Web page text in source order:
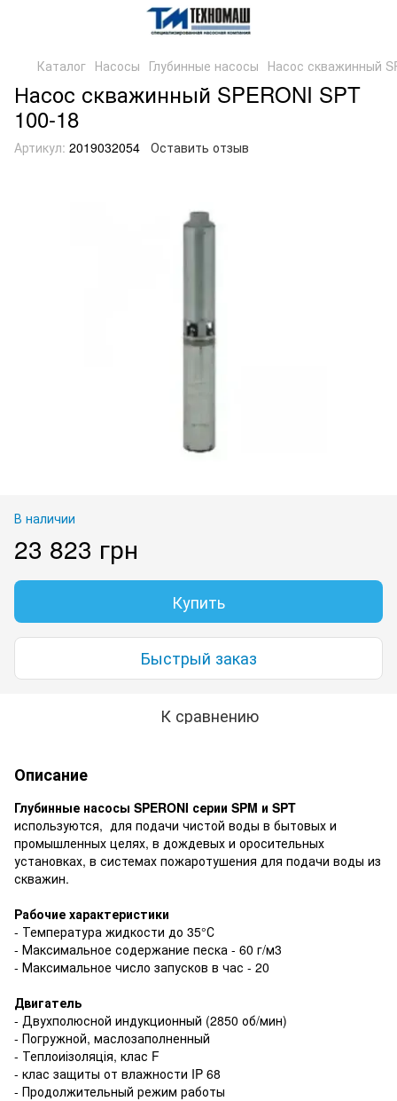
Каталог Насосы Глубинные насосы Насос скважинный
Насос скважинный SPERONI SPT
100-18
Артикул: 2019032054 Оставить отзыв
В наличии
23 823 грн
Купить
Быстрый заказ
К сравнению
Описание
Глубинные насосы SPERONI серии SPM и SPT
используются, для подачи чистой воды в бытовых и
промышленных целях, в дождевых и оросительных
установках, в системах пожаротушения для подачи воды из
скважин.
Рабочие характеристики
- Температура жидкости до 35°С
- Максимальное содержание песка - 60 г/м3
- Максимальное число запусков в час - 20
Двигатель
- Двухполюсной индукционный (2850 об/мин)
- Погружной, маслозаполненный
- Теплоиізоляція, клас F
- клас защиты от влажности IP 68
- Продолжительный режим работы